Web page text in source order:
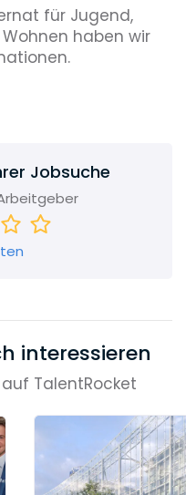
für Jugend,
Wohnen haben wir
Jobsuche
interessieren
TalentRocket